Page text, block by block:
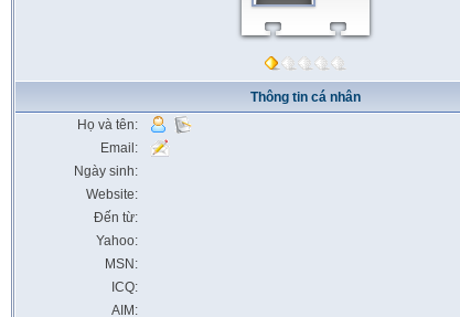
Thông tin cá nhân
Họ và tên:
Email:
Ngày sinh:
Website:
Đến từ:
Yahoo:
MSN:
ICQ:
AIM: